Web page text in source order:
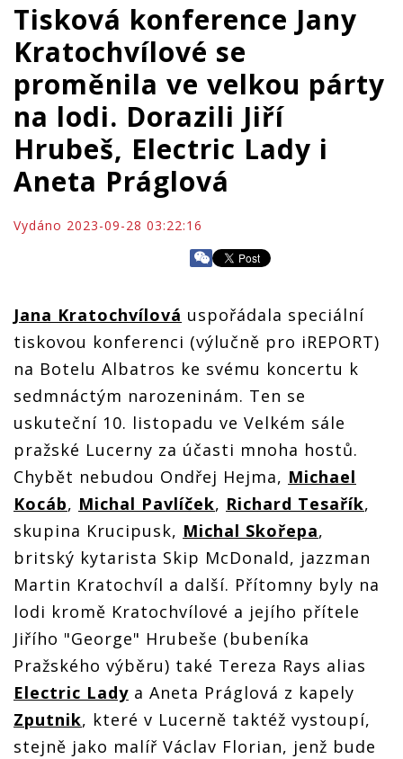
Tisková konference Jany
Kratochvílové se
proměnila ve velkou párty
na lodi. Dorazili Jiří
Hrubeš, Electric Lady i
Aneta Práglová
Vydáno 2023-09-28 03:22:16
Jana Kratochvílová uspořádala speciální
tiskovou konferenci (výlučně pro iREPORT)
na Botelu Albatros ke svému koncertu k
sedmnáctým narozeninám. Ten se
uskuteční 10. listopadu ve Velkém sále
pražské Lucerny za účasti mnoha hostů.
Chybět nebudou Ondřej Hejma, Michael
Kocáb, Michal Pavlíček, Richard Tesařík,
skupina Krucipusk, Michal Skořepa,
britský kytarista Skip McDonald, jazzman
Martin Kratochvíl a další. Přítomny byly na
lodi kromě Kratochvílové a jejího přítele
Jiřího "George" Hrubeše (bubeníka
Pražského výběru) také Tereza Rays alias
Electric Lady a Aneta Práglová z kapely
Zputnik, které v Lucerně taktéž vystoupí,
stejně jako malíř Václav Florian, jenž bude